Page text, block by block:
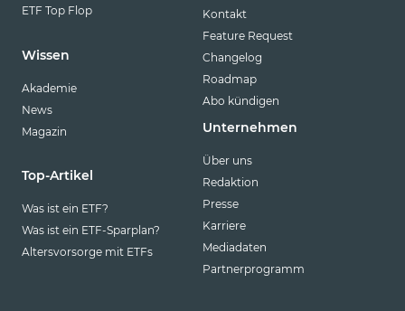
ETF Top Flop
Wissen
Akademie
News
Magazin
Top-Artikel
Was ist ein ETF?
Was ist ein ETF-Sparplan?
Altersvorsorge mit ETFs
Kontakt
Feature Request
Changelog
Roadmap
Abo kündigen
Unternehmen
Über uns
Redaktion
Presse
Karriere
Mediadaten
Partnerprogramm